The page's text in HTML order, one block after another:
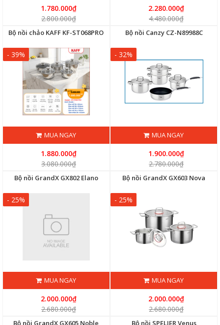
1.780.000₫
2.800.000₫
2.280.000₫
4.480.000₫
Bộ nồi chảo KAFF KF-ST068PRO
- 39%
MUA NGAY
1.880.000₫
3.080.000₫
Bộ nồi Canzy CZ-N89988C
- 32%
MUA NGAY
1.900.000₫
2.780.000₫
Bộ nồi GrandX GX802 Elano
- 25%
MUA NGAY
2.000.000₫
2.680.000₫
Bộ nồi GrandX GX603 Nova
- 25%
MUA NGAY
2.000.000₫
2.680.000₫
Bộ nồi GrandX GX605 Noble Bộ nồi SPELIER Venus